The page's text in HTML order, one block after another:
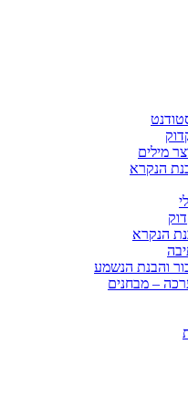
מילים
הנקרא
הנקרא
והבנת הנשמע
– מבחנים